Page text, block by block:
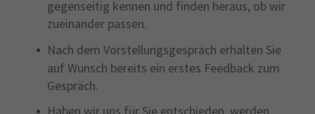
gegenseitig kennen und finden heraus, ob wir
zueinander passen.
Nach dem Vorstellungsgespräch erhalten Sie
auf Wunsch bereits ein erstes Feedback zum
Gespräch.